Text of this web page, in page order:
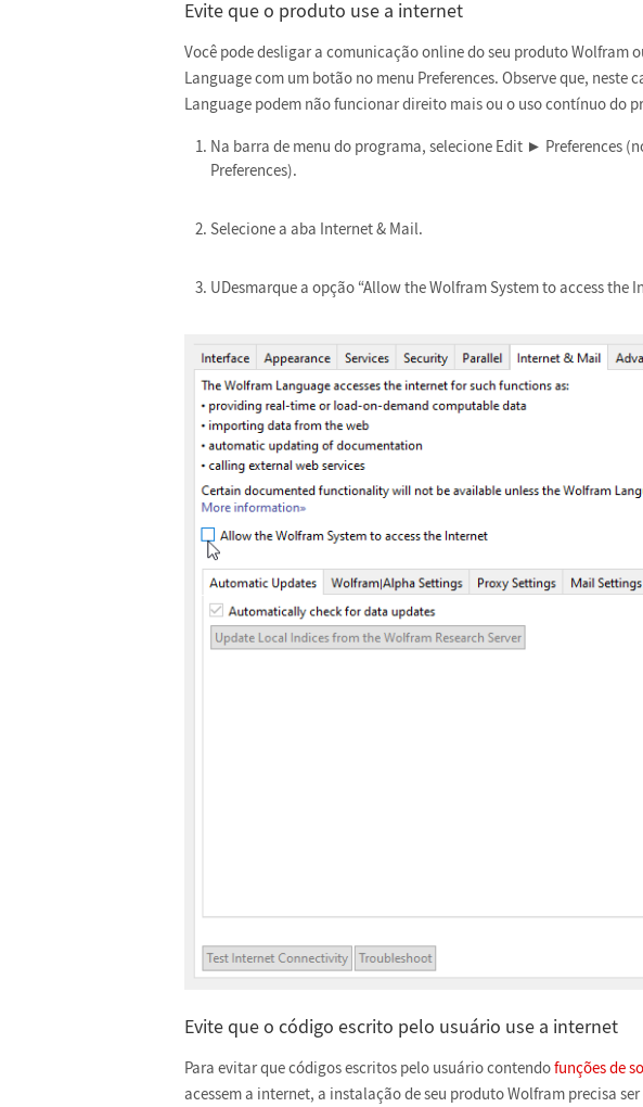
Evite que o produto use a internet
Você pode desligar a comunicação online do seu produto Wolfram
Language com um botão no menu Preferences. Observe que, neste
Language podem não funcionar direito mais ou o uso contínuo do
Na barra de menu do programa, selecione Edit ► Preferences
Preferences).
Selecione a aba Internet & Mail.
UDesmarque a opção “Allow the Wolfram System to access the
Evite que o código escrito pelo usuário use a internet
Para evitar que códigos escritos pelo usuário contendofunções de
acessem a internet, a instalação de seu produto Wolfram precisa